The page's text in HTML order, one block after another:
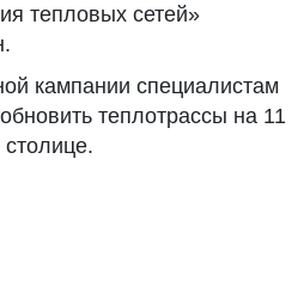
тепловых сетей»
кампании специалистам
теплотрассы на 11
столице.